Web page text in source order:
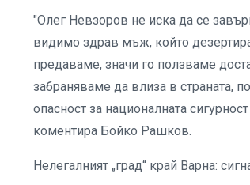
"Олег Невзоров не иска да се
видимо здрав мъж, който
предаваме, значи го ползваме
забраняваме да влиза в страната,
опасност за националната
коментира Бойко Рашков.
Нелегалният „град“ край Варна: